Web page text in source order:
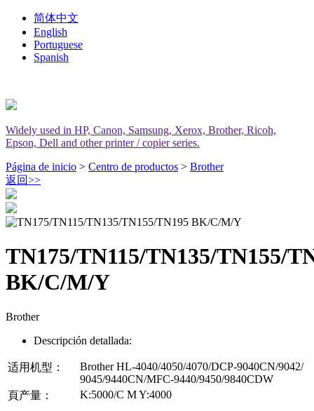
简体中文
English
Portuguese
Spanish
Widely used in HP, Canon, Samsung, Xerox, Brother, Ricoh,
Epson, Dell and other printer / copier series.
Página de inicio > Centro de productos > Brother
返回>>
TN175/TN115/TN135/TN155/
BK/C/M/Y
Brother
Descripción detallada:
适用机型：
Brother HL-4040/4050/4070/DCP-9040CN/9042/
9045/9440CN/MFC-9440/9450/9840CDW
頁产量：
K:5000/C M Y:4000